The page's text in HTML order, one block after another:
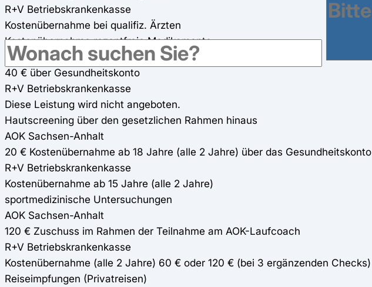
R+V Betriebskrankenkasse
Kostenübernahme bei qualifiz. Ärzten
Kostenübernahme rezeptfreie Medikamente
AOK Sachsen-Anhalt
40 € über Gesundheitskonto
R+V Betriebskrankenkasse
Diese Leistung wird nicht angeboten.
Hautscreening über den gesetzlichen Rahmen hinaus
AOK Sachsen-Anhalt
20 € Kostenübernahme ab 18 Jahre (alle 2 Jahre) über das Gesundheitskonto
R+V Betriebskrankenkasse
Kostenübernahme ab 15 Jahre (alle 2 Jahre)
sportmedizinische Untersuchungen
AOK Sachsen-Anhalt
120 € Zuschuss im Rahmen der Teilnahme am AOK-Laufcoach
R+V Betriebskrankenkasse
Kostenübernahme (alle 2 Jahre) 60 € oder 120 € (bei 3 ergänzenden Checks)
Reiseimpfungen (Privatreisen)